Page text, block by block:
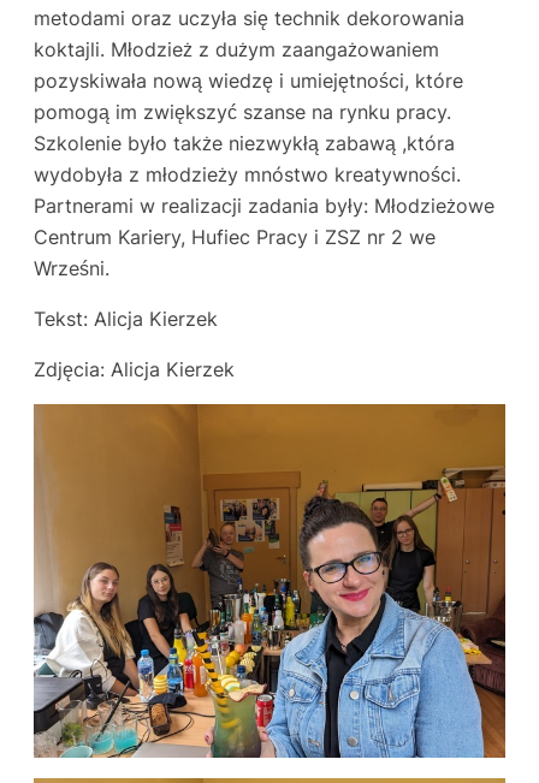
metodami oraz uczyła się technik dekorowania
koktajli. Młodzież z dużym zaangażowaniem
pozyskiwała nową wiedzę i umiejętności, które
pomogą im zwiększyć szanse na rynku pracy.
Szkolenie było także niezwykłą zabawą ,która
wydobyła z młodzieży mnóstwo kreatywności.
Partnerami w realizacji zadania były: Młodzieżowe
Centrum Kariery, Hufiec Pracy i ZSZ nr 2 we
Wrześni.
Tekst: Alicja Kierzek
Zdjęcia: Alicja Kierzek